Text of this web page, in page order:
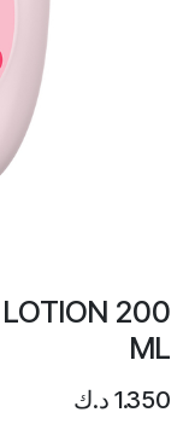
200
ML
1.350 د.ك